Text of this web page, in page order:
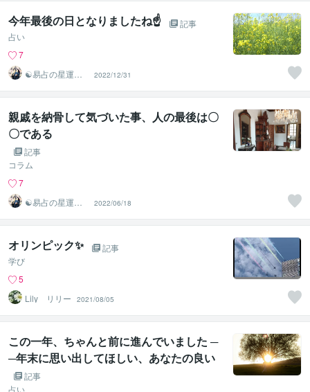
今年最後の日となりましたね☝️
記事
占い
7
☯易占の星運河
2022/12/31
親戚を納骨して気づいた事、人の最後は〇
〇である
記事
コラム
7
☯易占の星運河
2022/06/18
オリンピック✨
記事
学び
5
Lily リリー
2021/08/05
この一年、ちゃんと前に進んでいました ─
─年末に思い出してほしい、あなたの良い
ところ
記事
占い